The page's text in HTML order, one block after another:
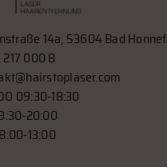
14a, 53604 Bad Honnef
217 000 8
09:30-18:30
20:00
13:00